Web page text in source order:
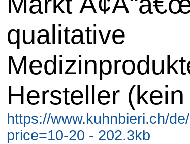
qualitative
Hersteller (kein
https://www.kuhnbieri.ch/
price=10-20 - 202.3kb